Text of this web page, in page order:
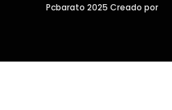
Pcbarato 2025 Creado por